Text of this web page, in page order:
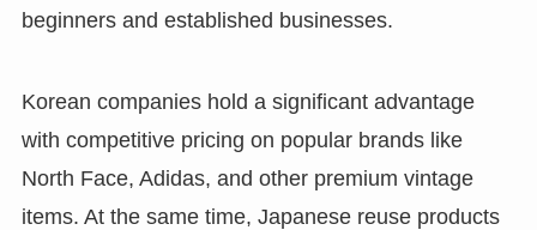
beginners and established businesses.
Korean companies hold a significant advantage
with competitive pricing on popular brands like
North Face, Adidas, and other premium vintage
items. At the same time, Japanese reuse products